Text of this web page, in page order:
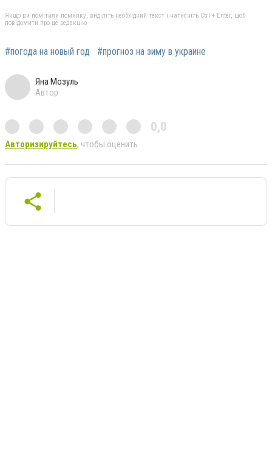
Якщо ви помітили помилку, виділіть необхідний текст і натисніть Ctrl + Enter, щоб
повідомити про це редакцію
#погода на новый год #прогноз на зиму в украине
Яна Мозуль
Автор
0,0
Авторизируйтесь, чтобы оценить